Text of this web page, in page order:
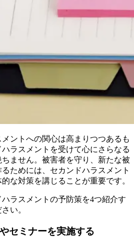
ントへの関心は高まりつつあるも
ラスメントを受けて心にさらなる
ません。被害者を守り、新たな被
ためには、セカンドハラスメント
な対策を講じることが重要です。
ラスメントの予防策を4つ紹介す
い。
セミナーを実施する